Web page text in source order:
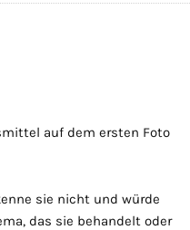
auf dem ersten Foto
sie nicht und würde
das sie behandelt oder